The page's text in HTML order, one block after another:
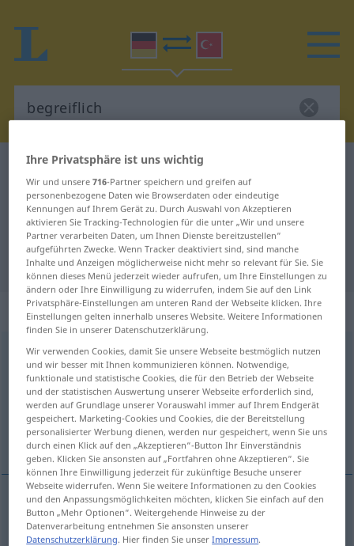
Deutsch-Türkisch Wörterbuch
Deutsch-Türkisch Übersetzung für
"begreiflich"
"begreiflich" Türkisch Übersetzung
„begreiflich“: Adjektiv, adjektivisch
begreiflichadj
Übersicht aller Übersetzungen
(Für mehr Details die Übersetzung anklicken/antippen)
kavranabilir, anlaşılır
kavranabilir begreiflich
Ihre Privatsphäre ist uns wichtig
Wir und unsere716-Partner speichern und greifen auf
personenbezogene Daten wie Browserdaten oder eindeutige
Kennungen auf Ihrem Gerät zu. Durch Auswahl von Akzeptieren
aktivieren Sie Tracking-Technologien für die unter „Wir und unsere
Partner verarbeiten Daten, um Ihnen Dienste bereitzustellen“
aufgeführten Zwecke. Wenn Tracker deaktiviert sind, sind manche
Inhalte und Anzeigen möglicherweise nicht mehr so relevant für Sie. Sie
können dieses Menü jederzeit wieder aufrufen, um Ihre Einstellungen zu
ändern oder Ihre Einwilligung zu widerrufen, indem Sie auf den Link
Privatsphäre-Einstellungen am unteren Rand der Webseite klicken. Ihre
Einstellungen gelten innerhalb unseres Website. Weitere Informationen
finden Sie in unserer Datenschutzerklärung.
Wir verwenden Cookies, damit Sie unsere Webseite bestmöglich nutzen
und wir besser mit Ihnen kommunizieren können. Notwendige,
funktionale und statistische Cookies, die für den Betrieb der Webseite
und der statistischen Auswertung unserer Webseite erforderlich sind,
werden auf Grundlage unserer Vorauswahl immer auf Ihrem Endgerät
gespeichert. Marketing-Cookies und Cookies, die der Bereitstellung
personalisierter Werbung dienen, werden nur gespeichert, wenn Sie uns
durch einen Klick auf den „Akzeptieren“-Button Ihr Einverständnis
geben. Klicken Sie ansonsten auf „Fortfahren ohne Akzeptieren“. Sie
können Ihre Einwilligung jederzeit für zukünftige Besuche unserer
Webseite widerrufen. Wenn Sie weitere Informationen zu den Cookies
und den Anpassungsmöglichkeiten möchten, klicken Sie einfach auf den
Button „Mehr Optionen“. Weitergehende Hinweise zu der
Datenverarbeitung entnehmen Sie ansonsten unserer
Datenschutzerklärung. Hier finden Sie unserImpressum.